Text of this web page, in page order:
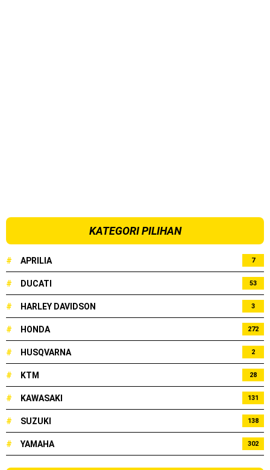
KATEGORI PILIHAN
# APRILIA 7
# DUCATI 53
# HARLEY DAVIDSON 3
# HONDA 272
# HUSQVARNA 2
# KTM 28
# KAWASAKI 131
# SUZUKI 138
# YAMAHA 302